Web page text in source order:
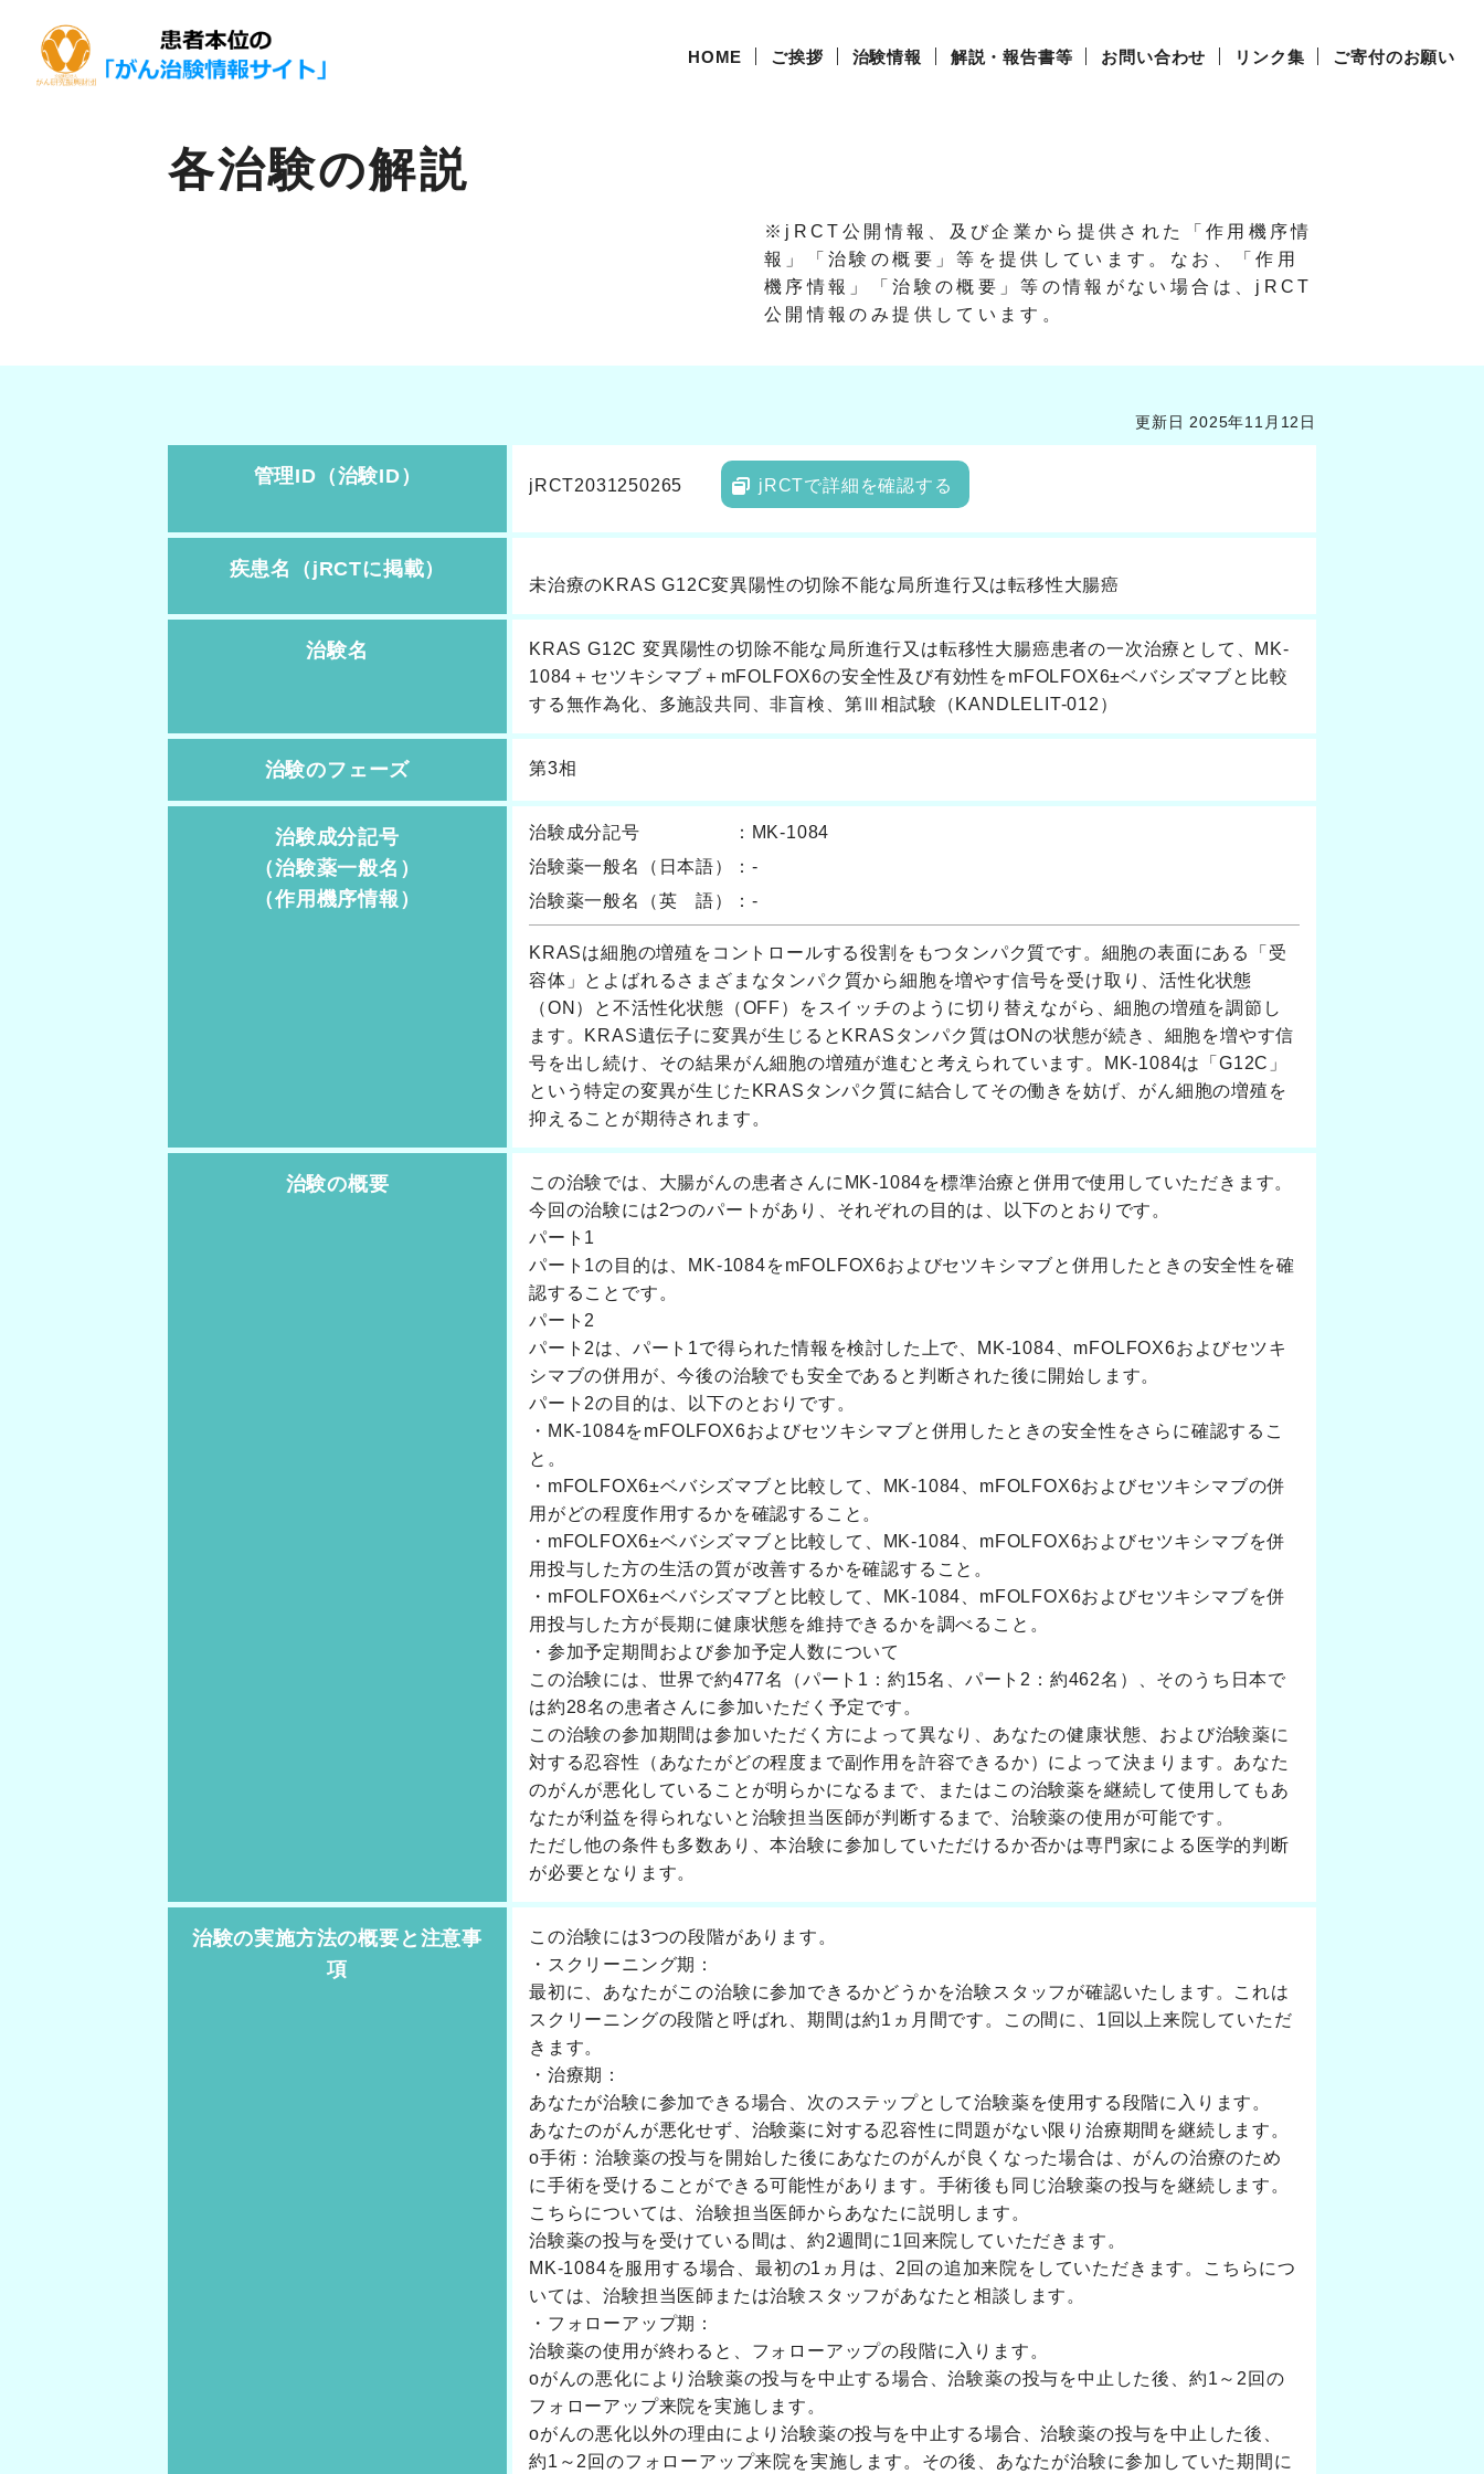
HOME ご挨拶 治験情報 解説・報告書等 お問い合わせ リンク集 ご寄付のお願い
各治験の解説
※jRCT公開情報、及び企業から提供された「作用機序情
報」「治験の概要」等を提供しています。 なお、「作用
機序情報」「治験の概要」等の情報がない場合は、jRCT
公開情報のみ提供しています。
更新日 2025年11月12日
管理ID（治験ID） jRCT2031250265 jRCTで詳細を確認する
疾患名（jRCTに掲載）
未治療のKRAS G12C変異陽性の切除不能な局所進行又は転移性大腸癌
治験名
KRAS G12C 変異陽性の切除不能な局所進行又は転移性大腸癌患者の一次治療として、MK-
1084＋セツキシマブ＋mFOLFOX6の安全性及び有効性をmFOLFOX6±ベバシズマブと比較
する無作為化、多施設共同、非盲検、第Ⅲ相試験（KANDLELIT-012）
治験のフェーズ 第3相
治験成分記号
（治験薬一般名）
（作用機序情報）
治験成分記号 ： MK-1084
治験薬一般名
（日本語） ： -
治験薬一般名
（英 語） ： -
KRASは細胞の増殖をコントロールする役割をもつタンパク質です。細胞の表面にある「受
容体」とよばれるさまざまなタンパク質から細胞を増やす信号を受け取り、活性化状態
（ON）と不活性化状態（OFF）をスイッチのように切り替えながら、細胞の増殖を調節し
ます。KRAS遺伝子に変異が生じるとKRASタンパク質はONの状態が続き、細胞を増やす信
号を出し続け、その結果がん細胞の増殖が進むと考えられています。MK-1084は「G12C」
という特定の変異が生じたKRASタンパク質に結合してその働きを妨げ、がん細胞の増殖を
抑えることが期待されます。
治験の概要
この治験では、大腸がんの患者さんにMK-1084を標準治療と併用で使用していただきます。
今回の治験には2つのパートがあり、それぞれの目的は、以下のとおりです。
パート1
パート1の目的は、MK-1084をmFOLFOX6およびセツキシマブと併用したときの安全性を確
認することです。
パート2
パート2は、パート1で得られた情報を検討した上で、MK-1084、mFOLFOX6およびセツキ
シマブの併用が、今後の治験でも安全であると判断された後に開始します。
パート2の目的は、以下のとおりです。
・MK-1084をmFOLFOX6およびセツキシマブと併用したときの安全性をさらに確認するこ
と。
・mFOLFOX6±ベバシズマブと比較して、MK-1084、mFOLFOX6およびセツキシマブの併
用がどの程度作用するかを確認すること。
・mFOLFOX6±ベバシズマブと比較して、MK-1084、mFOLFOX6およびセツキシマブを併
用投与した方の生活の質が改善するかを確認すること。
・mFOLFOX6±ベバシズマブと比較して、MK-1084、mFOLFOX6およびセツキシマブを併
用投与した方が長期に健康状態を維持できるかを調べること。
・参加予定期間および参加予定人数について
この治験には、世界で約477名（パート1：約15名、パート2：約462名）、そのうち日本で
は約28名の患者さんに参加いただく予定です。
この治験の参加期間は参加いただく方によって異なり、あなたの健康状態、および治験薬に
対する忍容性（あなたがどの程度まで副作用を許容できるか）によって決まります。あなた
のがんが悪化していることが明らかになるまで、またはこの治験薬を継続して使用してもあ
なたが利益を得られないと治験担当医師が判断するまで、治験薬の使用が可能です。
ただし他の条件も多数あり、本治験に参加していただけるか否かは専門家による医学的判断
が必要となります。
治験の実施方法の概要と注意事
項
この治験には3つの段階があります。
・スクリーニング期：
最初に、あなたがこの治験に参加できるかどうかを治験スタッフが確認いたします。これは
スクリーニングの段階と呼ばれ、期間は約1ヵ月間です。この間に、1回以上来院していただ
きます。
・治療期：
あなたが治験に参加できる場合、次のステップとして治験薬を使用する段階に入ります。
あなたのがんが悪化せず、治験薬に対する忍容性に問題がない限り治療期間を継続します。
o手術：治験薬の投与を開始した後にあなたのがんが良くなった場合は、がんの治療のため
に手術を受けることができる可能性があります。手術後も同じ治験薬の投与を継続します。
こちらについては、治験担当医師からあなたに説明します。
治験薬の投与を受けている間は、約2週間に1回来院していただきます。
MK-1084を服用する場合、最初の1ヵ月は、2回の追加来院をしていただきます。こちらにつ
いては、治験担当医師または治験スタッフがあなたと相談します。
・フォローアップ期：
治験薬の使用が終わると、フォローアップの段階に入ります。
oがんの悪化により治験薬の投与を中止する場合、治験薬の投与を中止した後、約1～2回の
フォローアップ来院を実施します。
oがんの悪化以外の理由により治験薬の投与を中止する場合、治験薬の投与を中止した後、
約1～2回のフォローアップ来院を実施します。その後、あなたが治験に参加していた期間に